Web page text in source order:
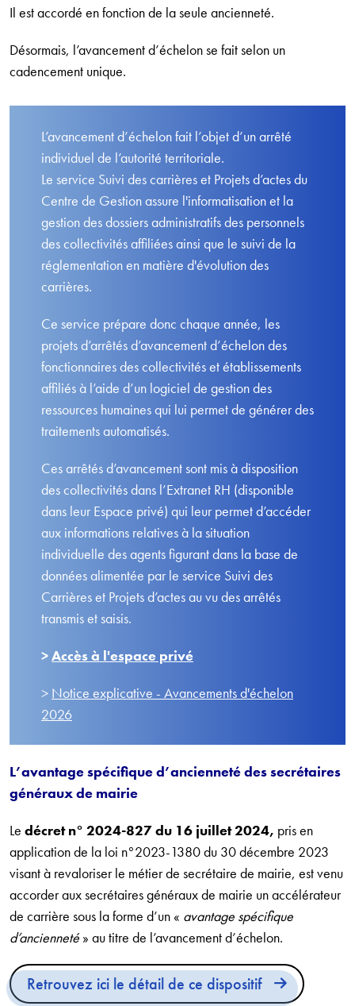
Il est accordé en fonction de la seule ancienneté.
Désormais, l’avancement d’échelon se fait selon un
cadencement unique.
L’avancement d’échelon fait l’objet d’un arrêté
individuel de l’autorité territoriale.
Le service Suivi des carrières et Projets d’actes du
Centre de Gestion assure l'informatisation et la
gestion des dossiers administratifs des personnels
des collectivités affiliées ainsi que le suivi de la
réglementation en matière d'évolution des
carrières.
Ce service prépare donc chaque année, les
projets d’arrêtés d’avancement d’échelon des
fonctionnaires des collectivités et établissements
affiliés à l’aide d’un logiciel de gestion des
ressources humaines qui lui permet de générer des
traitements automatisés.
Ces arrêtés d’avancement sont mis à disposition
des collectivités dans l’Extranet RH (disponible
dans leur Espace privé) qui leur permet d’accéder
aux informations relatives à la situation
individuelle des agents figurant dans la base de
données alimentée par le service Suivi des
Carrières et Projets d’actes au vu des arrêtés
transmis et saisis.
>Accès à l'espace privé
> Notice explicative - Avancements d'échelon
2026
L’avantage spécifique d’ancienneté des secrétaires
généraux de mairie
Le décret n° 2024-827 du 16 juillet 2024, pris en
application de la loi n°2023-1380 du 30 décembre 2023
visant à revaloriser le métier de secrétaire de mairie, est venu
accorder aux secrétaires généraux de mairie un accélérateur
de carrière sous la forme d’un « avantage spécifique
d’ancienneté» au titre de l’avancement d’échelon.
Retrouvez ici le détail de ce dispositif